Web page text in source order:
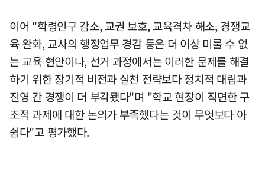
이어 "학령인구 감소, 교권 보호, 교육격차 해소, 경쟁교
육 완화, 교사의 행정업무 경감 등은 더 이상 미룰 수 없
는 교육 현안이나, 선거 과정에서는 이러한 문제를 해결
하기 위한 장기적 비전과 실천 전략보다 정치적 대립과
진영 간 경쟁이 더 부각됐다"며 "학교 현장이 직면한 구
조적 과제에 대한 논의가 부족했다는 것이 무엇보다 아
쉽다"고 평가했다.